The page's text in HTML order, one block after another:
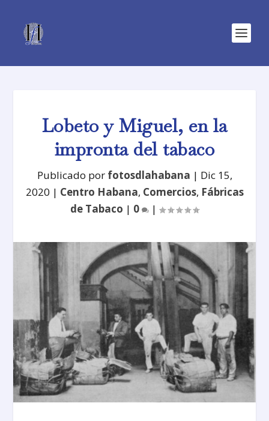
Lobeto y Miguel, en la
impronta del tabaco
Publicado por fotosdlahabana | Dic 15,
2020 | Centro Habana, Comercios, Fábricas
de Tabaco | 0 |